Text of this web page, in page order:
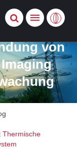
von
Thermische